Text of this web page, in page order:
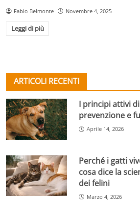
Fabio Belmonte Novembre 4, 2025
Leggi di più
ARTICOLI RECENTI
I principi attivi
prevenzione e
Aprile 14, 2026
Perché i gatti
cosa dice la
dei felini
Marzo 4, 2026